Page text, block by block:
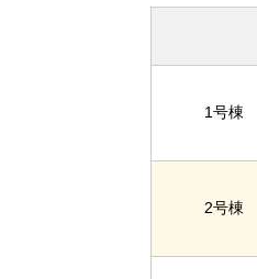
1号棟
2号棟